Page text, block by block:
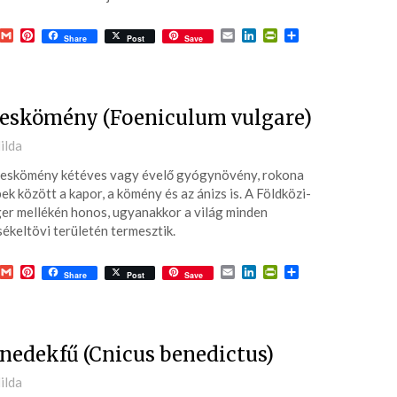
GmailPinterest
Share Post Save EmailLinkedInPrintFriendly
Ossza
(Foeniculum vulgare)
kétéves vagy évelő gyógynövény, rokona
között a kapor, a kömény és az ánizs is. A Földközi-
mellékén honos, ugyanakkor a világ minden
területén termesztik.
GmailPinterest
Share Post Save EmailLinkedInPrintFriendly
Ossza
(Cnicus benedictus)
tegnap. GyógyfüvesKertemet
környezetben. Ha lehetne
több csillagot adni, akkor azt